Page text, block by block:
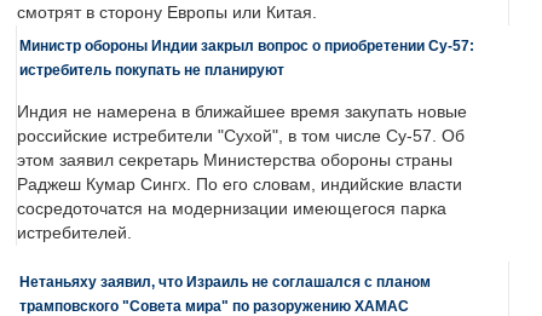
смотрят в сторону Европы или Китая.
Министр обороны Индии закрыл вопрос о приобретении Су-57:
истребитель покупать не планируют
Индия не намерена в ближайшее время закупать новые
российские истребители "Сухой", в том числе Су-57. Об
этом заявил секретарь Министерства обороны страны
Раджеш Кумар Сингх. По его словам, индийские власти
сосредоточатся на модернизации имеющегося парка
истребителей.
Нетаньяху заявил, что Израиль не соглашался с планом
трамповского "Совета мира" по разоружению ХАМАС